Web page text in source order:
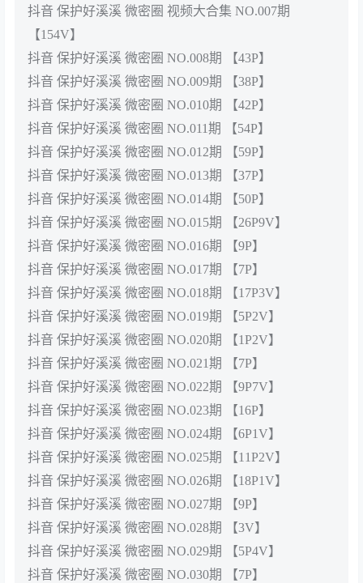
抖音 保护好溪溪 微密圈 视频大合集 NO.007期
【154V】
抖音 保护好溪溪 微密圈 NO.008期 【43P】
抖音 保护好溪溪 微密圈 NO.009期 【38P】
抖音 保护好溪溪 微密圈 NO.010期 【42P】
抖音 保护好溪溪 微密圈 NO.011期 【54P】
抖音 保护好溪溪 微密圈 NO.012期 【59P】
抖音 保护好溪溪 微密圈 NO.013期 【37P】
抖音 保护好溪溪 微密圈 NO.014期 【50P】
抖音 保护好溪溪 微密圈 NO.015期 【26P9V】
抖音 保护好溪溪 微密圈 NO.016期 【9P】
抖音 保护好溪溪 微密圈 NO.017期 【7P】
抖音 保护好溪溪 微密圈 NO.018期 【17P3V】
抖音 保护好溪溪 微密圈 NO.019期 【5P2V】
抖音 保护好溪溪 微密圈 NO.020期 【1P2V】
抖音 保护好溪溪 微密圈 NO.021期 【7P】
抖音 保护好溪溪 微密圈 NO.022期 【9P7V】
抖音 保护好溪溪 微密圈 NO.023期 【16P】
抖音 保护好溪溪 微密圈 NO.024期 【6P1V】
抖音 保护好溪溪 微密圈 NO.025期 【11P2V】
抖音 保护好溪溪 微密圈 NO.026期 【18P1V】
抖音 保护好溪溪 微密圈 NO.027期 【9P】
抖音 保护好溪溪 微密圈 NO.028期 【3V】
抖音 保护好溪溪 微密圈 NO.029期 【5P4V】
抖音 保护好溪溪 微密圈 NO.030期 【7P】